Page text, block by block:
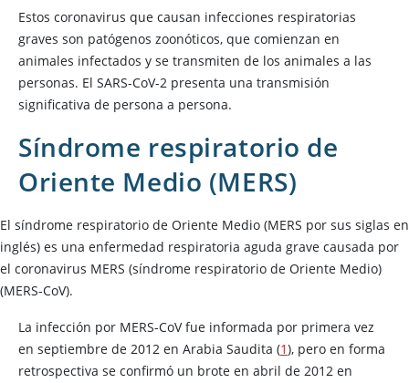
Estos coronavirus que causan infecciones respiratorias
graves son patógenos zoonóticos, que comienzan en
animales infectados y se transmiten de los animales a las
personas. El SARS-CoV-2 presenta una transmisión
significativa de persona a persona.
Síndrome respiratorio de
Oriente Medio (MERS)
El síndrome respiratorio de Oriente Medio (MERS por sus siglas en
inglés) es una enfermedad respiratoria aguda grave causada por
el coronavirus MERS (síndrome respiratorio de Oriente Medio)
(MERS-CoV).
La infección por MERS-CoV fue informada por primera vez
en septiembre de 2012 en Arabia Saudita (1), pero en forma
retrospectiva se confirmó un brote en abril de 2012 en